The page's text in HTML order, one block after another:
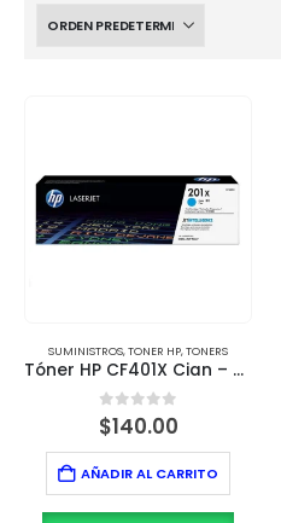
SUMINISTROS,TONER HP,TONERS
Tóner HP CF401X Cian – 2,300 Páginas
0out of 5
$140.00
AÑADIR AL CARRITO